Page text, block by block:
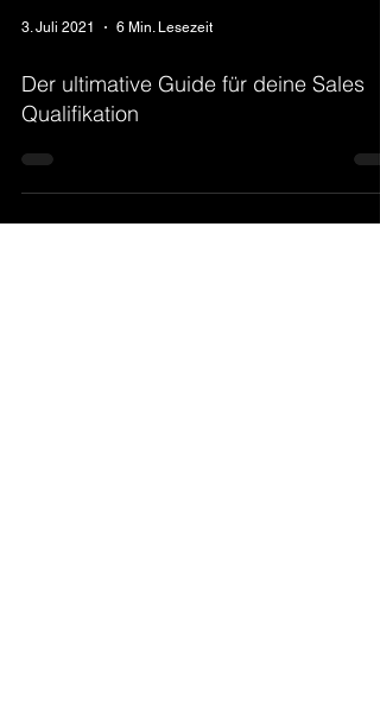
3. Juli 2021 6 Min. Lesezeit
Der ultimative Guide für deine Sales
Qualifikation